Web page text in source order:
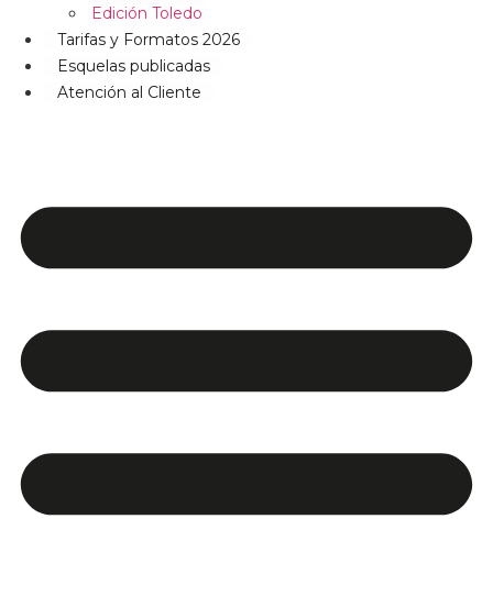
Edición Toledo
Tarifas y Formatos 2026
Esquelas publicadas
Atención al Cliente